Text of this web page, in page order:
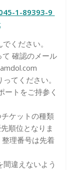
1-89393-9
ください。
確認のメール
てください。
ートをご持参く
ケットの種類
順位となりま
理番号は先着
違えないよう